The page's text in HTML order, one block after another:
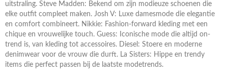
uitstraling. Steve Madden: Bekend om zijn modieuze schoenen die
elke outfit compleet maken. Josh V: Luxe damesmode die elegantie
en comfort combineert. Nikkie: Fashion-forward kleding met een
chique en vrouwelijke touch. Guess: Iconische mode die altijd on-
trend is, van kleding tot accessoires. Diesel: Stoere en moderne
denimwear voor de vrouw die durft. La Sisters: Hippe en trendy
items die perfect passen bij de laatste modetrends.